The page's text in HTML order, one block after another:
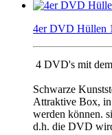
4er DVD Hüllen
4 DVD's mit
Schwarze
Attraktive Box,
werden können.
d.h. die DVD